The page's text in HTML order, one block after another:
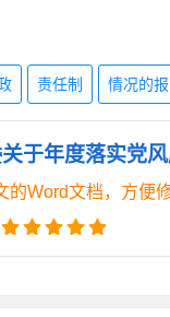
目前该平台累计
给予党纪政纪处理
勉谈话*人，谈话提
审查，全面落实从
侵害群众利益的不
四风”治“微腐”。
责任制 情况的
关于年度落实党
的Word文档，方便